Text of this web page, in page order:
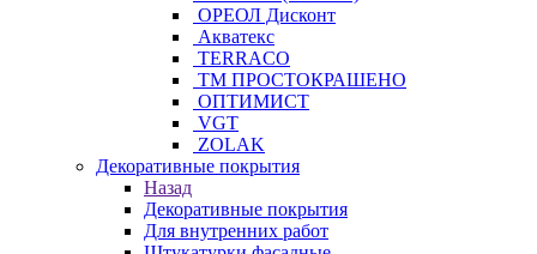
ОРЕОЛ Дисконт
Акватекс
TERRACO
ТМ ПРОСТОКРАШЕНО
ОПТИМИСТ
VGT
ZOLAK
Декоративные покрытия
Назад
Декоративные покрытия
Для внутренних работ